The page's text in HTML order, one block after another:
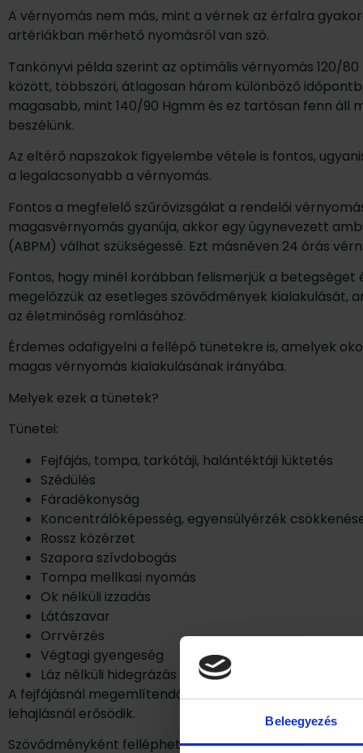
Beleegyezés
A vérnyomás nem más, mint a vérnek az érfalra
artériákban mérhető nyomásról van szó.
Tankönyvi példa szerint az optimális vérnyomás 120/
között, többszöri, átlagosan három különböző
magasabb, mint 140/90 Hgmm és ez tartósan fenn áll
beszélünk.
Az eltérő napszakok figyelembe vétele is fontos,
a legalacsonyabb a vérnyomás.
Fontos a megfelelő szűrővizsgálat a rendelői
magasvérnyomás gyanúja, akkor egy úgynevezett
(ABPM) válhat szükségessé. Ezt másnéven 24 órás
Fontos, hogy minél korábban felismerjük a
megelőzzük az esetleges szövődmények kialakulását,
az életminőség romlásához.
Érdemes odafigyelni a fellépő tünetekre is, amelyek
magas vérnyomás kialakulásának irányába.
Melyek ezek a tünetek?
Tünetei:
Fejfájás, tompa, tarkótáji, halántéktáji lüktetés
Szédülés
Fáradékonyság
Koncentrálóképesség, egyensúlyérzék
Rossz közérzet
Szapora szívdobogás
Tompa mellkasi nyomás
Ok nélküli izzadás
Látászavar
Orrvérzés
Végtagi gyengeség
Láz nélküli hidegrázás
A fejfájásnál megemlítendő, hogy általában reggel
lehajlásnál erősödik.
Szövődményként felléphet ödéma és a szemfenéki